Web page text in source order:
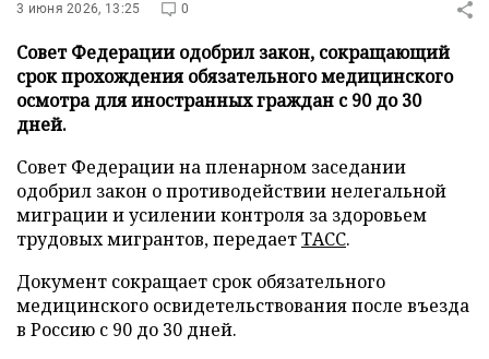
3 июня 2026, 13:25 0
Совет Федерации одобрил закон, сокращающий
срок прохождения обязательного медицинского
осмотра для иностранных граждан с 90 до 30
дней.
Совет Федерации на пленарном заседании
одобрил закон о противодействии нелегальной
миграции и усилении контроля за здоровьем
трудовых мигрантов, передаетТАСС.
Документ сокращает срок обязательного
медицинского освидетельствования после въезда
в Россию с 90 до 30 дней.